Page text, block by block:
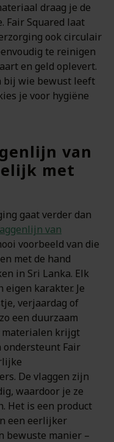
draag je de
Fair Squared laat
ook circulair
te reinigen
en geld oplevert.
bij wie bewust leeft
je voor hygiëne
van
met
gaat verder dan
van
voorbeeld van die
met de hand
in Sri Lanka. Elk
karakter. Je
verjaardag of
een duurzaam
materialen krijgt
ondersteunt Fair
De vlaggen zijn
waardoor je ze
Het is een product
een eerlijker
bewuste manier –